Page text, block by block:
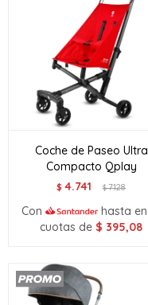
Coche de Paseo Ultra
Compacto Qplay
$ 4.741 $7.128
Con hasta en
cuotas de $ 395,08